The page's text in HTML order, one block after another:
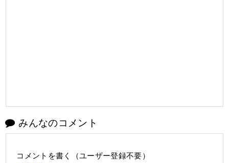
みんなのコメント
コメントを書く（ユーザー登録不要）